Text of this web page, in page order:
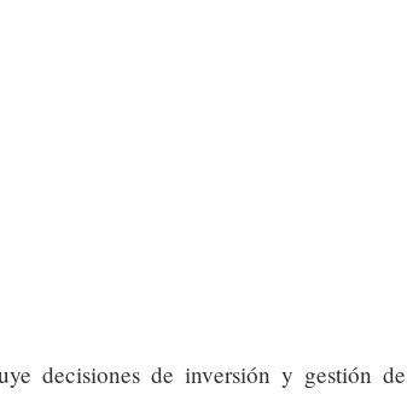
decisiones de inversión y gestión de